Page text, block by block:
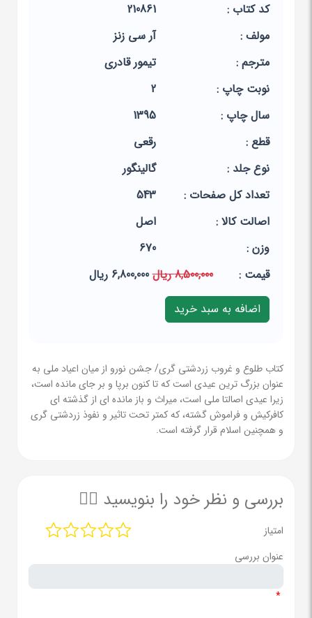
کد کتاب :
210861
مولف :
آر سی زنز
مترجم :
تیمور قادری
نوبت چاپ :
2
سال چاپ :
1395
قطع :
رقعی
نوع جلد :
گالینگور
تعداد کل صفحات :
543
اصالت کالا :
اصل
وزن :
670
قيمت :
8,500,000 ریال 6,800,000 ریال
کتاب طلوع و غروب زردشتی گری/ جشن نورو از میان اعیاد ملی به
عنوان بزرگ ترین عیدی است که تا کنون برپا و بر جای مانده است،
زیرا عیدی اصالتا ملی است، میراث و باز مانده ای از گذشته ای
کافرکیش و فراموش گشته، که کمتر تحت تاثیر و نفوذ زردشتی گری
و همچنین اسلام قرار گرفته است.
بررسی و نظر خود را بنویسید ✍🏻
امتیاز
عنوان بررسی
*